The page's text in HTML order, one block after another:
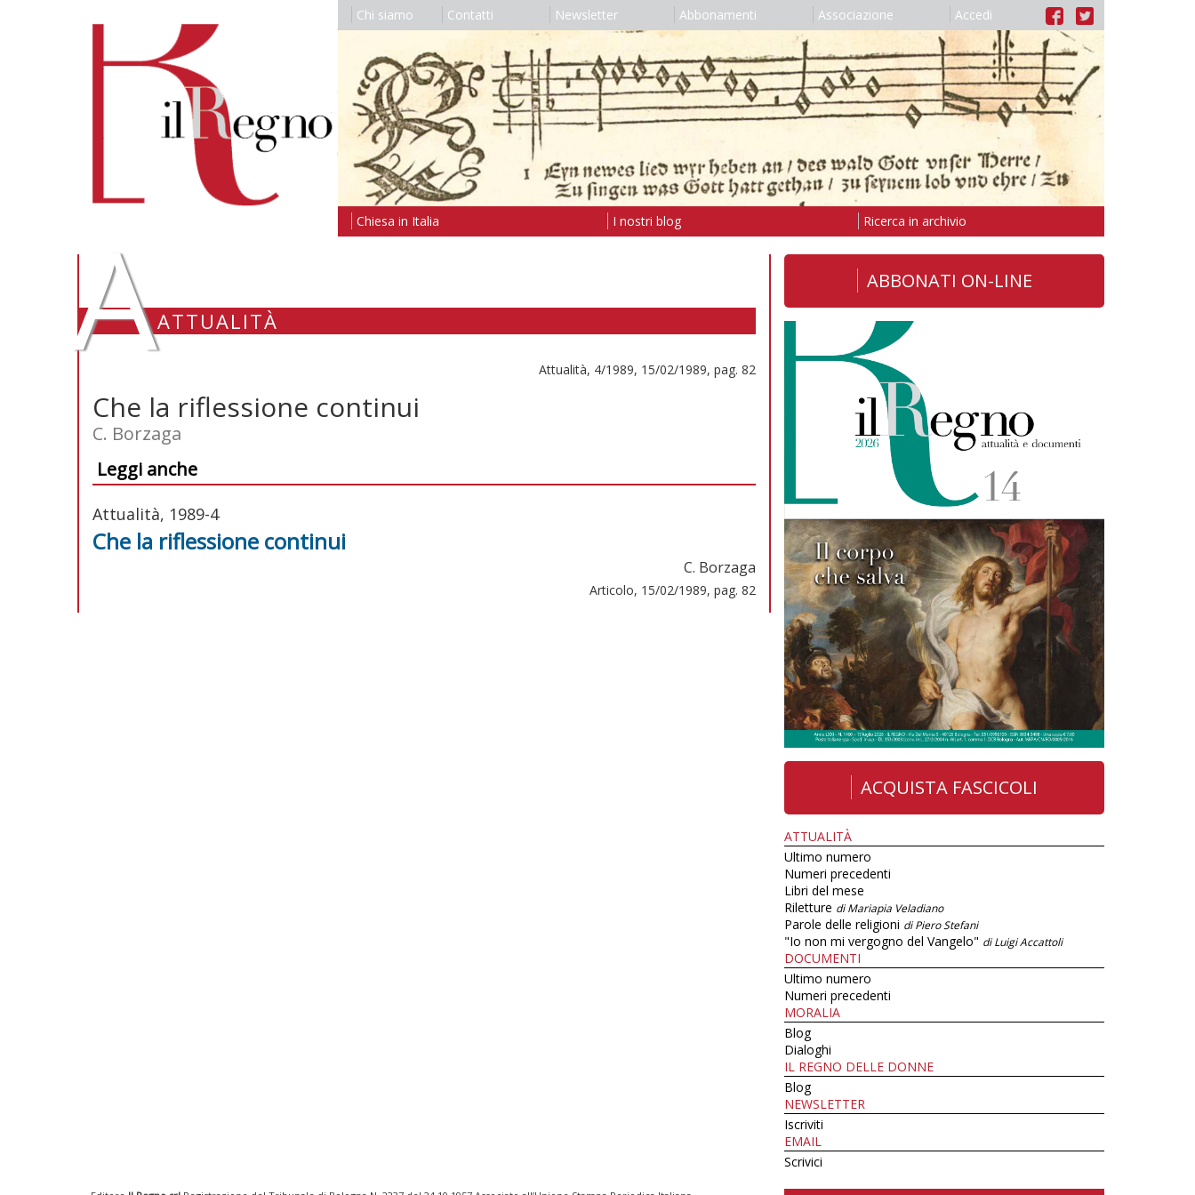
Chi siamo Contatti Newsletter Abbonamenti Associazione Accedi
Chiesa in Italia I nostri blog Ricerca in archivio
AATTUALITÀ
Attualità, 4/1989, 15/02/1989, pag. 82
Che la riflessione continui
C. Borzaga
Leggi anche
Attualità, 1989-4
Che la riflessione continui
C. Borzaga
Articolo, 15/02/1989, pag. 82
ABBONATI ON-LINE
ACQUISTA FASCICOLI
ATTUALITÀ
Ultimo numero
Numeri precedenti
Libri del mese
Riletture di Mariapia Veladiano
Parole delle religioni di Piero Stefani
"Io non mi vergogno del Vangelo" di Luigi Accattoli
DOCUMENTI
Ultimo numero
Numeri precedenti
MORALIA
Blog
Dialoghi
IL REGNO DELLE DONNE
Blog
NEWSLETTER
Iscriviti
EMAIL
Scrivici